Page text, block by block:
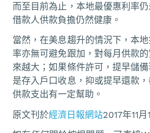
而至目前為止，本地最優惠利率
借款人供款負擔仍然健康。
當然，在美息趨升的情況下，本地
率亦無可避免跟加，對每月供款
來越大；如果條件許可，提早儲
是存入戶口收息，抑或提早還款
供款支出有一定幫助。
原文刊於經濟日報網站2017年11月